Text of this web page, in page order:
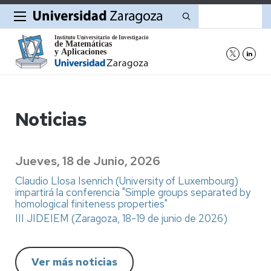
Noticias
Jueves, 18 de Junio, 2026
Claudio Llosa Isenrich (University of Luxembourg)
impartirá la conferencia "Simple groups separated by
homological finiteness properties"
III JIDEIEM (Zaragoza, 18-19 de junio de 2026)
Ver más noticias